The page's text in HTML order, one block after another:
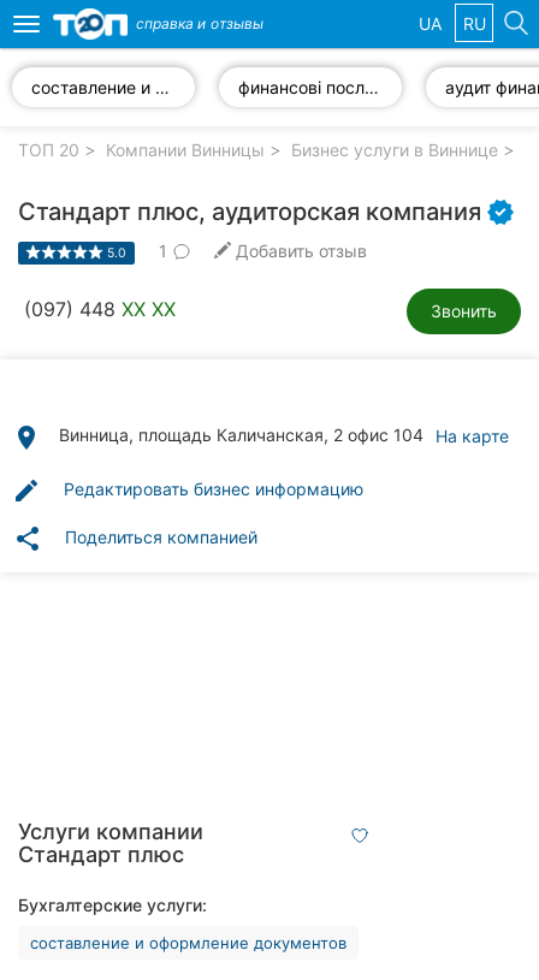
компании
клиники
Автошколы
Все
города:
Житомир
Toggle
navigation
справка и отзывы UA RU
составление и оформление документов финансові послуги
ТОП 20 Компании Винницы Бизнес услуги в Виннице
Стандарт плюс, аудиторская компания
5.0 1 Добавить отзыв
(097) 448 XX XX Звонить
place Винница, площадь Каличанская, 2 офис 104 На карте
edit Редактировать бизнес информацию
share Поделиться компанией
Услуги компании
Стандарт плюс
Бухгалтерские услуги:
составление и оформление документов